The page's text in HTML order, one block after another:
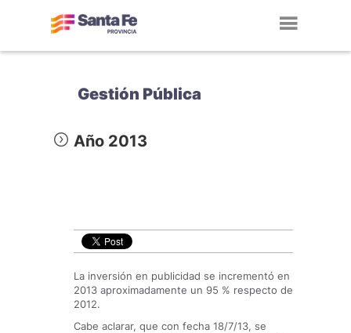
Gestión Pública
Año 2013
La inversión en publicidad se incrementó en
2013 aproximadamente un 95 % respecto de
2012.
Cabe aclarar, que con fecha 18/7/13, se